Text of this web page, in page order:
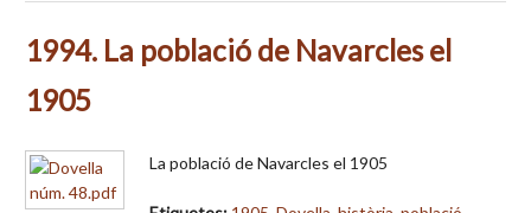
1994. La població de Navarcles el
1905
La població de Navarcles el 1905